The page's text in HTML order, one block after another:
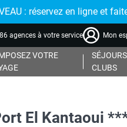
: réservez en ligne et
agences à votre service Mon
VOTRE
CLUBS
El Kantaoui